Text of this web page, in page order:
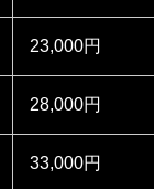
23,000円
28,000円
33,000円